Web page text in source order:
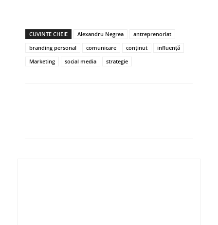
CUVINTE CHEIE Alexandru Negrea
antreprenoriat
branding personal
comunicare conținut
influență
Marketing
social media strategie